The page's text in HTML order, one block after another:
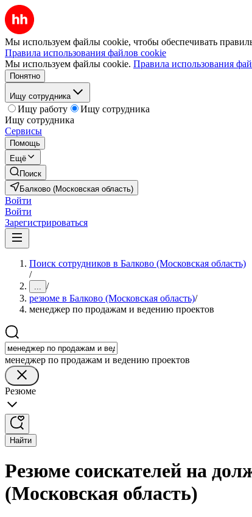
Мы используем файлы cookie, чтобы обеспечивать
Правила использования файлов cookie
Мы используем файлы cookie. Правила использования
Понятно
Ищу сотрудника
Ищу работу
Ищу сотрудника
Ищу сотрудника
Сервисы
Помощь
Ещё
Поиск
Балково (Московская область)
Войти
Войти
Зарегистрироваться
Поиск сотрудников в Балково (Московская область)
/
... /
резюме в Балково (Московская область)/
менеджер по продажам и ведению проектов
менеджер по продажам и ведению проектов
Резюме
Найти
Резюме соискателей на
(Московская область)